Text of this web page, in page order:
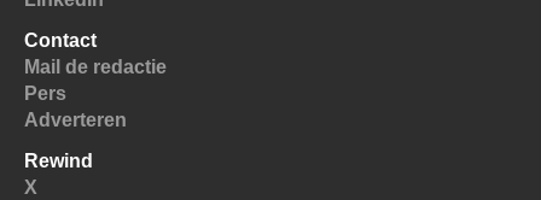
Contact
Mail de redactie
Pers
Adverteren
Rewind
X